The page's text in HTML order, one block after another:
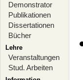
Demonstrator
Publikationen
Dissertationen
Bücher
Lehre
Veranstaltungen
Stud. Arbeiten